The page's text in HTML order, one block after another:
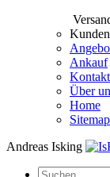
Ankauf
Kontakt
Über
Home
Sitemap
Andreas Isking